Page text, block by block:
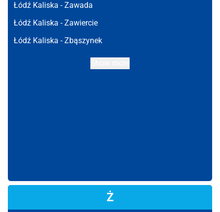
Łódź Kaliska -Zawada
Łódź Kaliska -Zawiercie
Łódź Kaliska -Zbąszynek
Ż